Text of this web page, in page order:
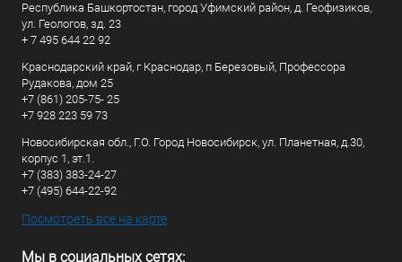
Республика Башкортостан, город Уфимский район, д. Геофизиков,
ул. Геологов, зд. 23
+ 7 495 644 22 92
Краснодарский край, г Краснодар, п Березовый, Профессора
Рудакова, дом 25
+7 (861) 205-75- 25
+7 928 223 59 73
Новосибирская обл., Г.О. Город Новосибирск, ул. Планетная, д.30,
корпус 1, эт.1.
+7 (383) 383-24-27
+7 (495) 644-22-92
Посмотреть все на карте
Мы в социальных сетях: